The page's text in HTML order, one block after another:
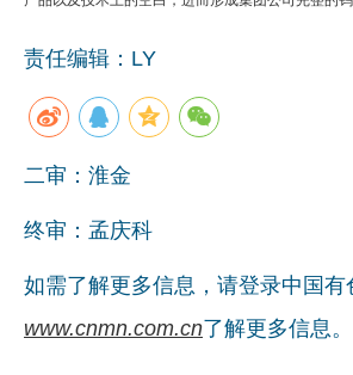
《资源再生》杂志
行情报价
数字报
责任编辑：LY
二审：淮金
终审：孟庆科
如需了解更多信息，请登录中国有
www.cnmn.com.cn了解更多信息。